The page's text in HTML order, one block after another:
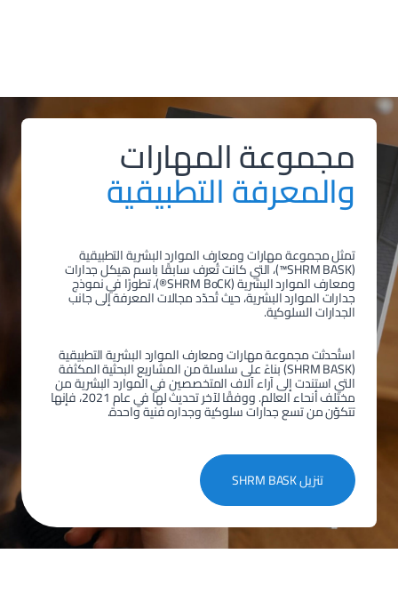
مجموعة المهارات
والمعرفة التطبيقية
تمثل مجموعة مهارات ومعارف الموارد البشرية التطبيقية
(SHRM BASK™)، التي كانت تُعرف سابقًا باسم هيكل جدارات
ومعارف الموارد البشرية (SHRM BoCK®)، تطورًا في نموذج
جدارات الموارد البشرية، حيث تُحدّد مجالات المعرفة إلى جانب
الجدارات السلوكية.
استُحدثت مجموعة مهارات ومعارف الموارد البشرية التطبيقية
(SHRM BASK) بناءً على سلسلة من المشاريع البحثية المكثفة
التي استندت إلى آراء آلاف المتخصصين في الموارد البشرية من
مختلف أنحاء العالم. ووفقًا لآخر تحديث لها في عام 2021، فإنها
تتكوّن من تسع جدارات سلوكية وجداره فنية واحدة.
تنزيل SHRM BASK